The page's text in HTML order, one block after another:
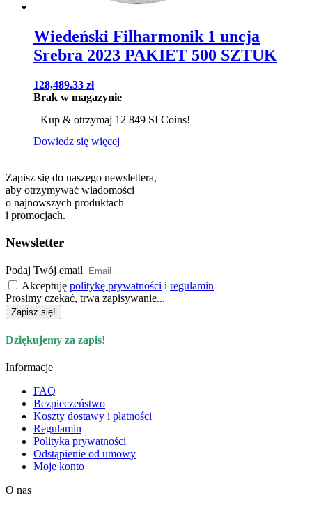
Wiedeński Filharmonik 1 uncja
Srebra 2023 PAKIET 500 SZTUK
128,489.33 zł
Brak w magazynie
Kup & otrzymaj 12 849 SI Coins!
Dowiedz się więcej
Zapisz się do naszego newslettera,
aby otrzymywać wiadomości
o najnowszych produktach
i promocjach.
Newsletter
Podaj Twój email
Akceptuję politykę prywatności i regulamin
Prosimy czekać, trwa zapisywanie...
Zapisz się!
Dziękujemy za zapis!
Informacje
FAQ
Bezpieczeństwo
Koszty dostawy i płatności
Regulamin
Polityka prywatności
Odstąpienie od umowy
Moje konto
O nas